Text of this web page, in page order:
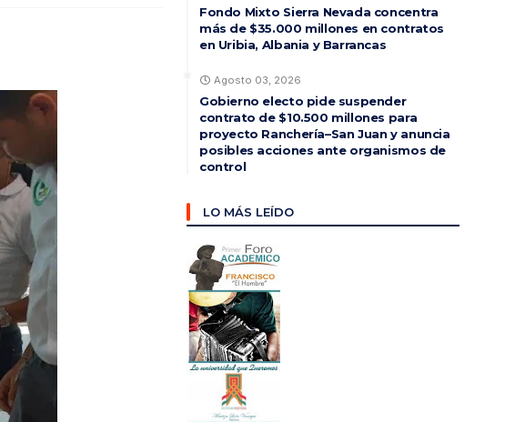
Fondo Mixto Sierra Nevada concentra
más de $35.000 millones en contratos
en Uribia, Albania y Barrancas
Agosto 03, 2026
Gobierno electo pide suspender
contrato de $10.500 millones para
proyecto Ranchería–San Juan y anuncia
posibles acciones ante organismos de
control
LO MÁS LEÍDO